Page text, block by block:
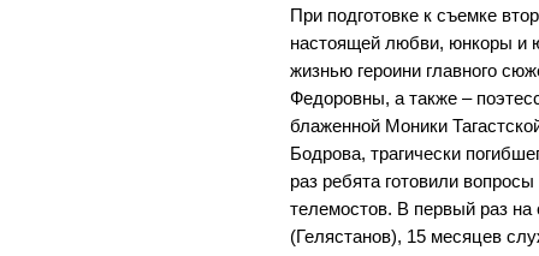
При подготовке к съемке
настоящей любви, юнкоры и
жизнью героини главного
Федоровны, а также –
блаженной Моники
Бодрова, трагически
раз ребята готовили
телемостов. В первый раз
(Гелястанов), 15 месяцев